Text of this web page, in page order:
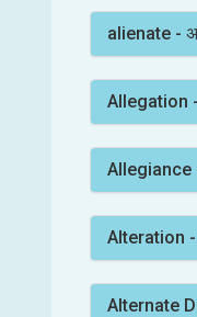
alienate -
Allegation
Allegiance -
Alteration -
Alternate